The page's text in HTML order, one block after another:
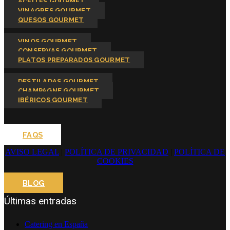
VINAGRES GOURMET
QUESOS GOURMET
VINOS GOURMET
CONSERVAS GOURMET
PLATOS PREPARADOS GOURMET
DESTILADAS GOURMET
CHAMPAGNE GOURMET
IBÉRICOS GOURMET
FAQS
AVISO LEGAL
POLÍTICA DE PRIVACIDAD
POLÍTICA DE
COOKIES
BLOG
Últimas entradas
Catering en España